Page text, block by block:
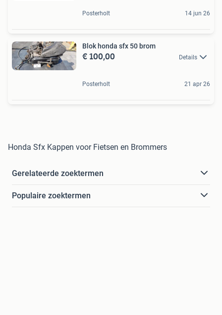
Posterholt 14 jun 26
Blok honda sfx 50 brom
€ 100,00 Details
Posterholt 21 apr 26
Honda Sfx Kappen voor Fietsen en Brommers
Gerelateerde zoektermen
Populaire zoektermen